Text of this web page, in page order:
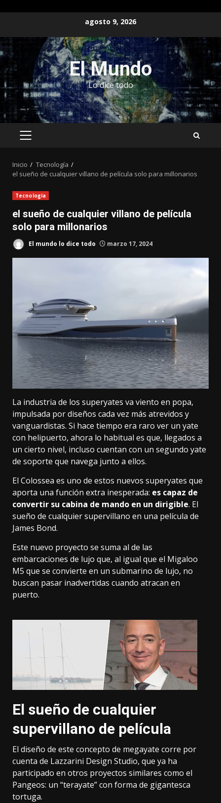
contenido
agosto 9, 2026
El Mundo
Lo dice todo
MENÚ
Inicio
Tecnología
el sueño de cualquier villano de película solo para millonarios
Tecnología
el sueño de cualquier villano de película
solo para millonarios
El mundo lo dice todo marzo 17, 2024
La industria de los superyates va viento en popa,
impulsada por diseños cada vez más atrevidos y
vanguardistas. Si hace tiempo era raro ver un yate
con helipuerto, ahora lo habitual es que, llegados a
un cierto nivel, incluso cuentan con un segundo yate
de soporte que navega junto a ellos.
El Colossea es uno de estos nuevos superyates que
aporta una función extra inesperada: es capaz de
convertir su cabina de mando en un dirigible. El
sueño de cualquiersupervillano en una película de
James Bond.
Este nuevo proyecto se suma al de las
embarcaciones de lujo que, al igual que el Migaloo
M5 que se convierte en un submarino de lujo, no
buscan pasar inadvertidas cuando atracan en
puerto.
El sueño de cualquier
supervillano de película
El diseño de este concepto de megayate corre por
cuenta de Lazzarini Design Studio, que ya ha
participado en otros proyectos similares como el
Pangeos: un “terayate” con forma de gigantesca
tortuga.